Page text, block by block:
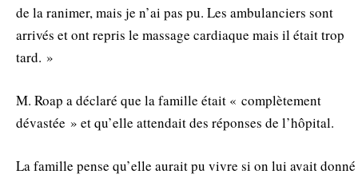
de la ranimer, mais je n’ai pas pu. Les ambulanciers sont
arrivés et ont repris le massage cardiaque mais il était trop
tard. »
M. Roap a déclaré que la famille était « complètement
dévastée » et qu’elle attendait des réponses de l’hôpital.
La famille pense qu’elle aurait pu vivre si on lui avait donné